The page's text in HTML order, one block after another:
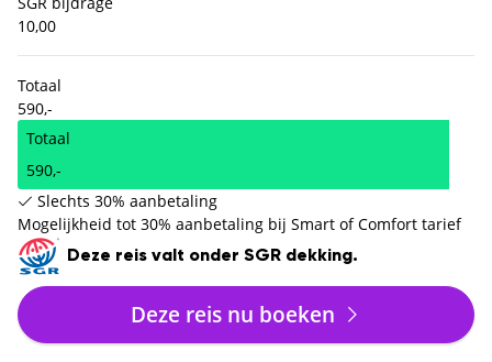
10,00
Totaal
590,-
Totaal
590,-
Slechts 30% aanbetaling
Mogelijkheid tot 30% aanbetaling bij Smart of Comfort tarief
Deze reis valt onder SGR dekking.
Deze reis nu boeken